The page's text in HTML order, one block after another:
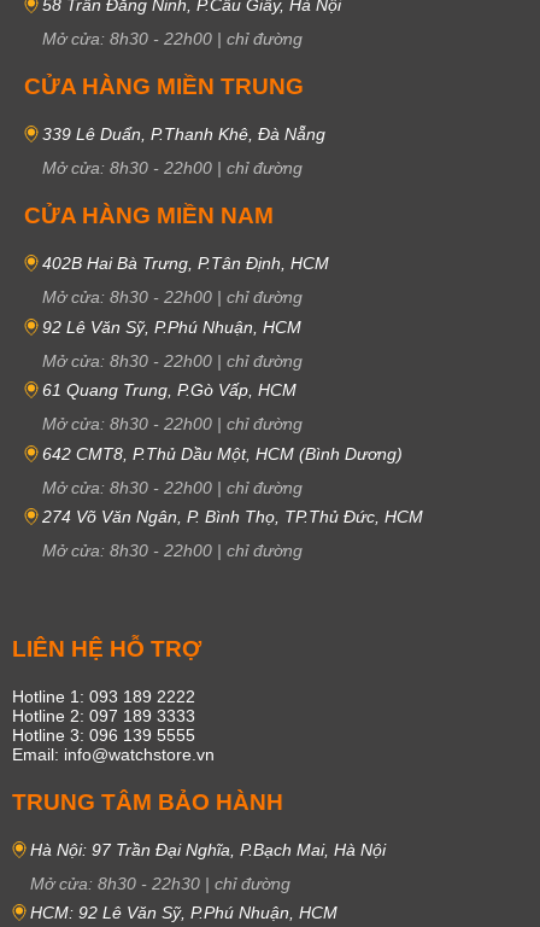
58 Trần Đăng Ninh, P.Cầu Giấy, Hà Nội
Mở cửa: 8h30 - 22h00 | chỉ đường
CỬA HÀNG MIỀN TRUNG
339 Lê Duẩn, P.Thanh Khê, Đà Nẵng
Mở cửa: 8h30 - 22h00 | chỉ đường
CỬA HÀNG MIỀN NAM
402B Hai Bà Trưng, P.Tân Định, HCM
Mở cửa: 8h30 - 22h00 | chỉ đường
92 Lê Văn Sỹ, P.Phú Nhuận, HCM
Mở cửa: 8h30 - 22h00 | chỉ đường
61 Quang Trung, P.Gò Vấp, HCM
Mở cửa: 8h30 - 22h00 | chỉ đường
642 CMT8, P.Thủ Dầu Một, HCM (Bình Dương)
Mở cửa: 8h30 - 22h00 | chỉ đường
274 Võ Văn Ngân, P. Bình Thọ, TP.Thủ Đức, HCM
Mở cửa: 8h30 - 22h00 | chỉ đường
LIÊN HỆ HỖ TRỢ
Hotline 1: 093 189 2222
Hotline 2: 097 189 3333
Hotline 3: 096 139 5555
Email: info@watchstore.vn
TRUNG TÂM BẢO HÀNH
Hà Nội: 97 Trần Đại Nghĩa, P.Bạch Mai, Hà Nội
Mở cửa: 8h30 - 22h30 | chỉ đường
HCM: 92 Lê Văn Sỹ, P.Phú Nhuận, HCM